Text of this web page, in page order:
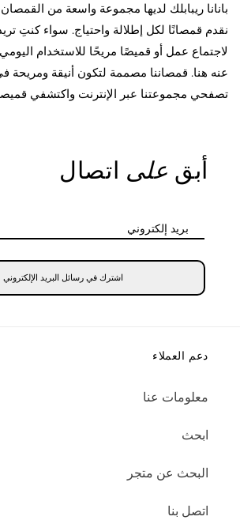
بانانا ريبابلك لديها مجموعة واسعة من
نقدم قمصانًا لكل إطلالة واحتياج. سواء كنتِ
لاجتماع عمل أو قميصًا مريحًا للاستخدام
عنه هنا. قمصاننا مصممة لتكون أنيقة ومريحة
تصفحي مجموعتنا عبر الإنترنت واكتشفي
أبق علىاتصال
بريد إلكتروني
اشترك في رسائل البريد الإلكتروني
دعم العملاء
معلومات عنا
ابحث
البحث عن متجر
اتصل بنا